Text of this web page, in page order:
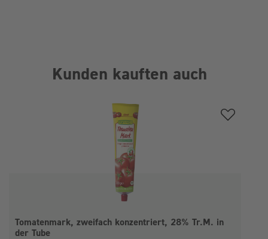
Kunden kauften auch
Tomatenmark, zweifach konzentriert, 28% Tr.M. in
der Tube